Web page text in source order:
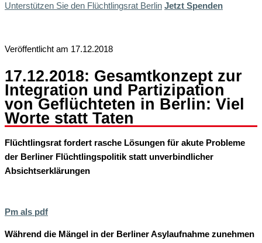
Unterstützen Sie den Flüchtlingsrat Berlin Jetzt Spenden
Veröffentlicht am 17.12.2018
17.12.2018: Gesamtkonzept zur
Integration und Partizipation
von Geflüchteten in Berlin: Viel
Worte statt Taten
Flüchtlingsrat fordert rasche Lösungen für akute Probleme
der Berliner Flüchtlingspolitik statt unverbindlicher
Absichtserklärungen
Pm als pdf
Während die Mängel in der Berliner Asylaufnahme zunehmen